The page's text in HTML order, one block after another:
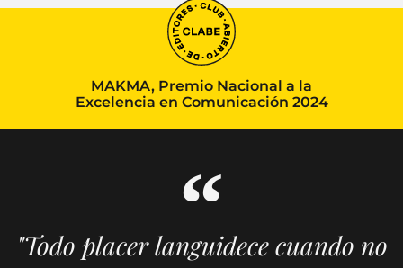
MAKMA, Premio Nacional a la
Excelencia en Comunicación 2024
"Todo placer languidece cuando no